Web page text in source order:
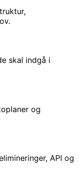
skal indgå i
og
API og